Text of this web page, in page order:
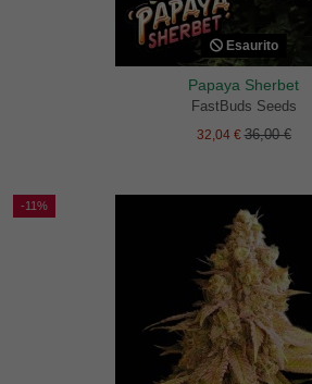
Esaurito
Papaya Sherbet
FastBuds Seeds
32,04 €36,00 €
-11%